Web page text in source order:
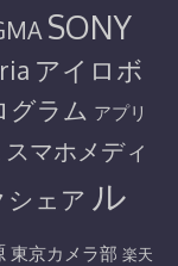
SONY
アイロボ
グラム アプリ
スマホメディ
シェア ル
東京カメラ部 楽天